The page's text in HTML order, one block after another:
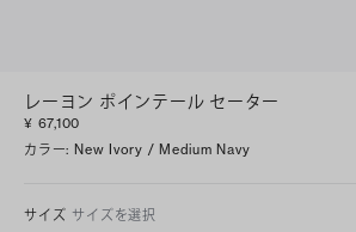
レーヨン ポインテール セーター
¥ 67,100
カラー: New Ivory / Medium Navy
サイズ サイズを選択